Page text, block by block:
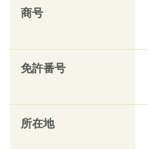
商号
免許番号
所在地